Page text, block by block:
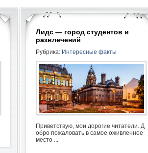
Лидс — город студентов и
развлечений
Рубрика: Интересные факты
Приветствую, мои дорогие читатели. Д
обро пожаловать в самое оживленное
место ...